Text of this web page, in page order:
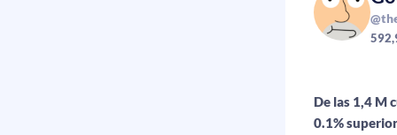
De las 1,4 M
0.1%